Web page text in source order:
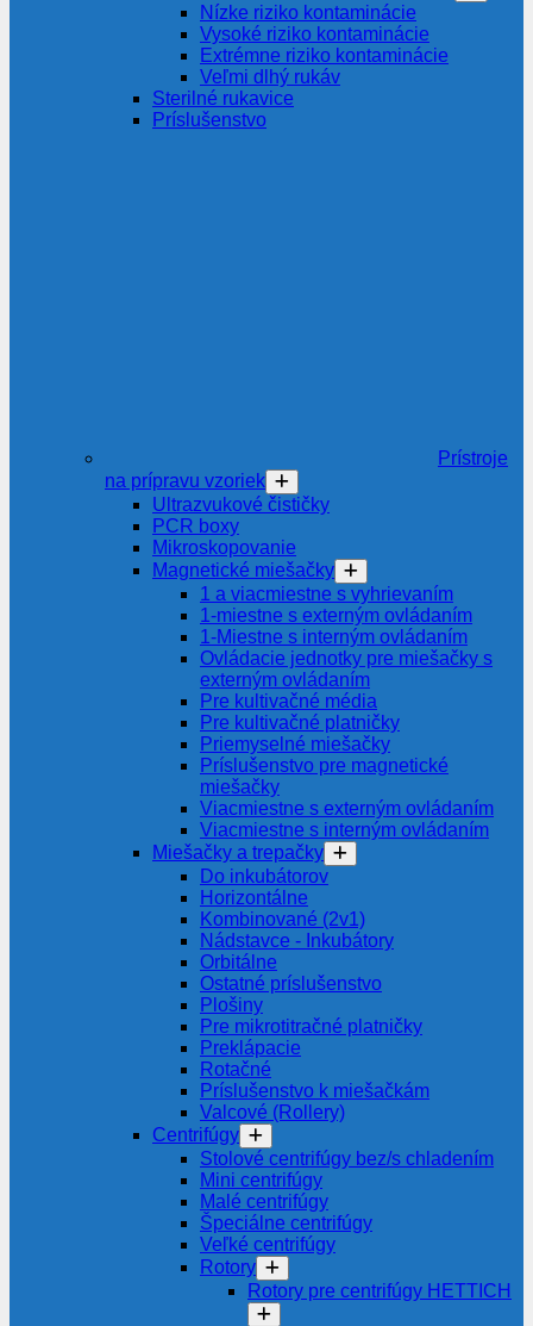
Nízke riziko kontaminácie
Vysoké riziko kontaminácie
Extrémne riziko kontaminácie
Veľmi dlhý rukáv
Sterilné rukavice
Príslušenstvo
Prístroje
na prípravu vzoriek
Ultrazvukové čističky
PCR boxy
Mikroskopovanie
Magnetické miešačky
1 a viacmiestne s vyhrievaním
1-miestne s externým ovládaním
1-Miestne s interným ovládaním
Ovládacie jednotky pre miešačky s
externým ovládaním
Pre kultivačné média
Pre kultivačné platničky
Priemyselné miešačky
Príslušenstvo pre magnetické
miešačky
Viacmiestne s externým ovládaním
Viacmiestne s interným ovládaním
Miešačky a trepačky
Do inkubátorov
Horizontálne
Kombinované (2v1)
Nádstavce - Inkubátory
Orbitálne
Ostatné príslušenstvo
Plošiny
Pre mikrotitračné platničky
Preklápacie
Rotačné
Príslušenstvo k miešačkám
Valcové (Rollery)
Centrifúgy
Stolové centrifúgy bez/s chladením
Mini centrifúgy
Malé centrifúgy
Špeciálne centrifúgy
Veľké centrifúgy
Rotory
Rotory pre centrifúgy HETTICH